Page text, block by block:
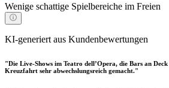
Wenige schattige Spielbereiche im Freien
KI-generiert aus Kundenbewertungen
"Die Live-Shows im Teatro dell’Opera, die Bars an Deck
Kreuzfahrt sehr abwechslungsreich gemacht."